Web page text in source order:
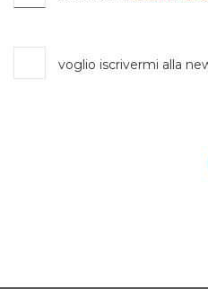
voglio iscrivermi alla